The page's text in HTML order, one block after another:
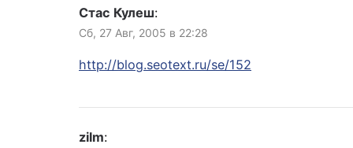
Стас Кулеш:
Сб, 27 Авг, 2005 в 22:28
http://blog.seotext.ru/se/152
zilm: